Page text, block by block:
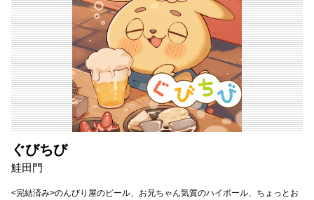
ぐびちび
鮭田門
<完結済み>のんびり屋のビール、お兄ちゃん気質のハイボール、ちょっとお